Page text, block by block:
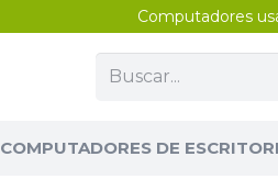
Computadores
COMPUTADORES DE